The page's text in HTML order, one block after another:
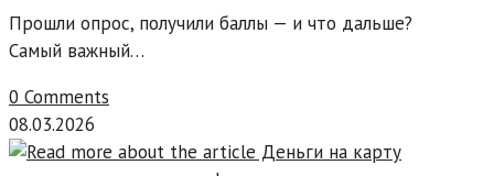
Прошли опрос, получили баллы — и что дальше?
Самый важный…
0 Comments
08.03.2026